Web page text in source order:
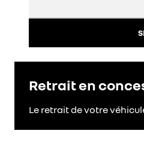
Retrait en
Le retrait de votre